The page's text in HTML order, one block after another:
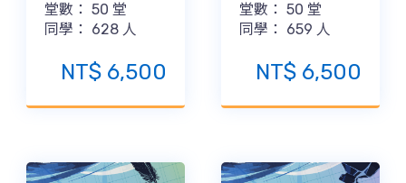
堂數： 50 堂
同學：
628 人
NT$ 6,500
堂數： 50 堂
同學：
659 人
NT$ 6,500